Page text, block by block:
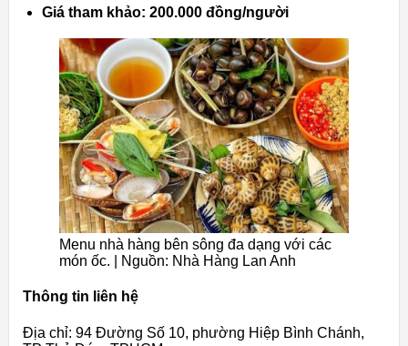
Giá tham khảo: 200.000 đồng/người
Menu nhà hàng bên sông đa dạng với các
món ốc. | Nguồn: Nhà Hàng Lan Anh
Thông tin liên hệ
Địa chỉ: 94 Đường Số 10, phường Hiệp Bình Chánh,